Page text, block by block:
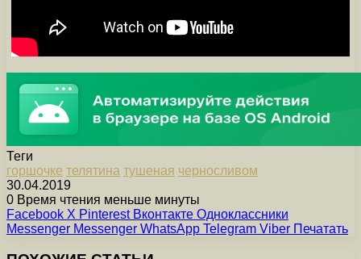
Теги
горшочке телятина тушеная черносливом
30.04.2019
0 Время чтения меньше минуты
Facebook X Pinterest Вконтакте Одноклассники
Messenger Messenger WhatsApp Telegram Viber Печатать